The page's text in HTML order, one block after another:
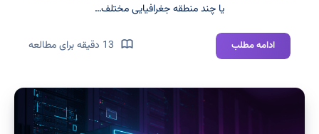
یا چند منطقه جغرافیایی مختلف…
ادامه مطلبGeoDNS
چیست؟